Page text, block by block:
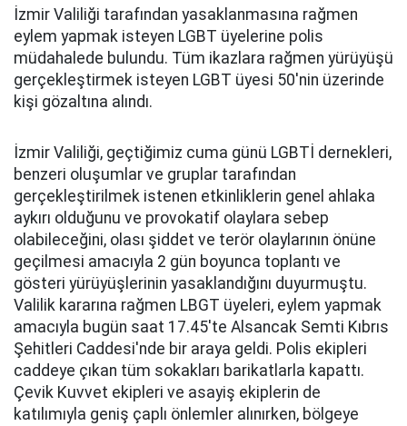
İzmir Valiliği tarafından yasaklanmasına rağmen
eylem yapmak isteyen LGBT üyelerine polis
müdahalede bulundu. Tüm ikazlara rağmen yürüyüşü
gerçekleştirmek isteyen LGBT üyesi 50'nin üzerinde
kişi gözaltına alındı.
İzmir Valiliği, geçtiğimiz cuma günü LGBTİ dernekleri,
benzeri oluşumlar ve gruplar tarafından
gerçekleştirilmek istenen etkinliklerin genel ahlaka
aykırı olduğunu ve provokatif olaylara sebep
olabileceğini, olası şiddet ve terör olaylarının önüne
geçilmesi amacıyla 2 gün boyunca toplantı ve
gösteri yürüyüşlerinin yasaklandığını duyurmuştu.
Valilik kararına rağmen LBGT üyeleri, eylem yapmak
amacıyla bugün saat 17.45'te Alsancak Semti Kıbrıs
Şehitleri Caddesi'nde bir araya geldi. Polis ekipleri
caddeye çıkan tüm sokakları barikatlarla kapattı.
Çevik Kuvvet ekipleri ve asayiş ekiplerin de
katılımıyla geniş çaplı önlemler alınırken, bölgeye